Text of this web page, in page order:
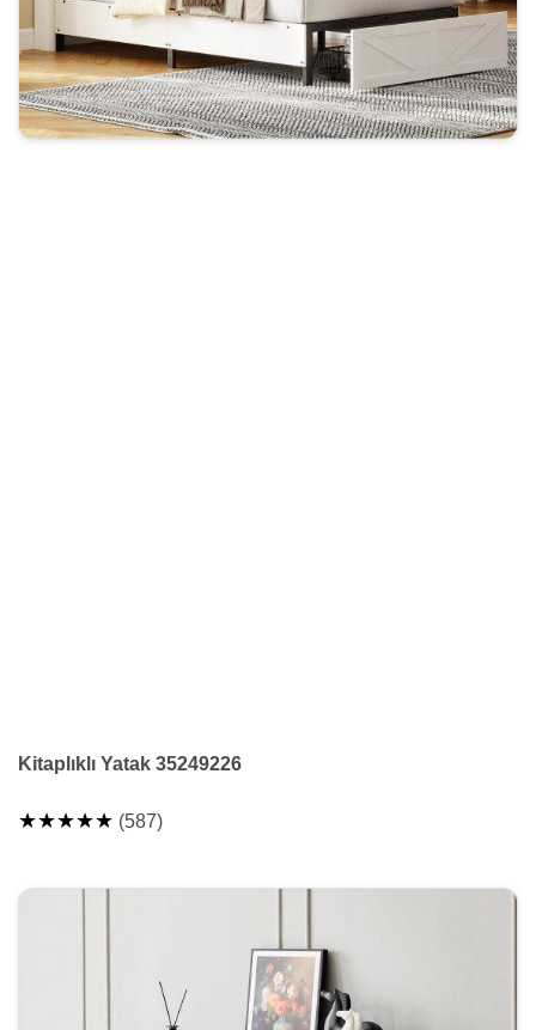
Kitaplıklı Yatak 35249226
★★★★★ (587)